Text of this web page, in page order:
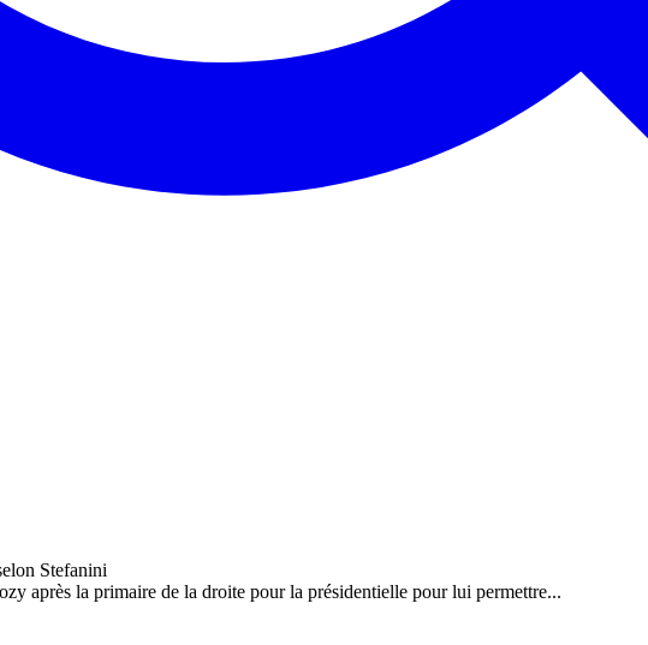
après la primaire de la droite pour la présidentielle pour lui permettre...